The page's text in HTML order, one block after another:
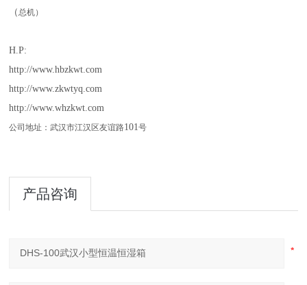
（总机）
H.P:
http://www.hbzkwt.com
http://www.zkwtyq.com
http://www.whzkwt.com
公司地址：武汉市江汉区友谊路101号
产品咨询